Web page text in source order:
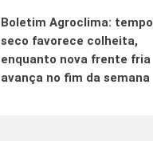
Boletim Agroclima: tempo
seco favorece colheita,
enquanto nova frente fria
avança no fim da semana